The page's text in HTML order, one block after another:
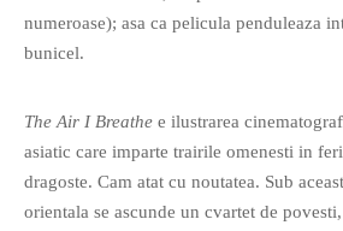
numeroase); asa ca pelicula penduleaza
bunicel.
The Air I Breathe e ilustrarea
asiatic care imparte trairile omenesti in
dragoste. Cam atat cu noutatea. Sub
orientala se ascunde un cvartet de